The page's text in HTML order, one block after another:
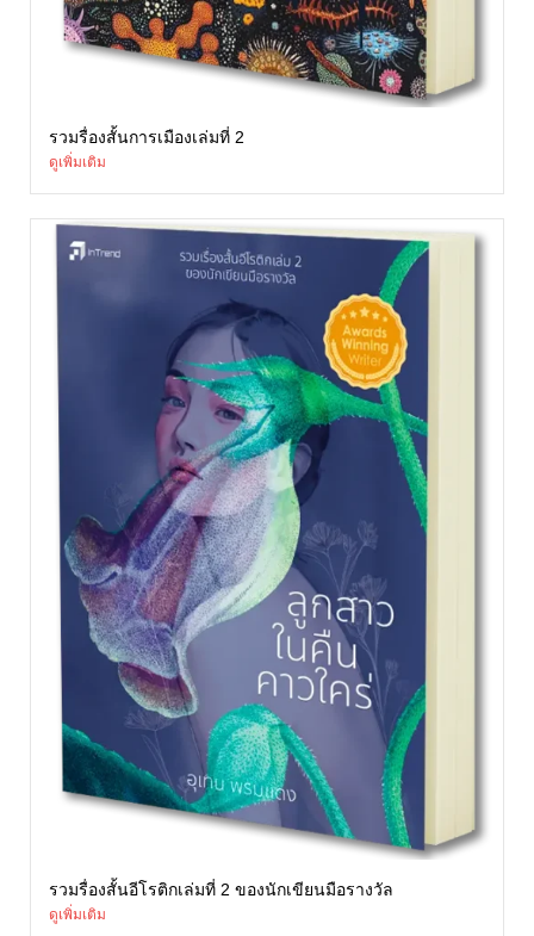
รวมรื่องสั้นการเมืองเล่มที่ 2
ดูเพิ่มเติม
รวมรื่องสั้นอีโรติกเล่มที่ 2 ของนักเขียนมือรางวัล
ดูเพิ่มเติม